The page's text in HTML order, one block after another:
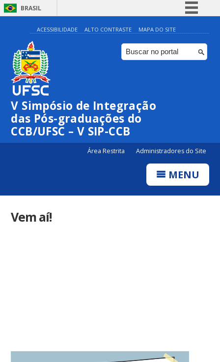
BRASIL
Simplifique!
Comunica BR
Participe
Canais
ACESSIBILIDADE ALTO CONTRASTE MAPA DO SITE
V Simpósio de Integração
das Pós-graduações do
CCB/UFSC – V SIP-CCB
Área Restrita Administradores do Site
MENU
Vem aí!